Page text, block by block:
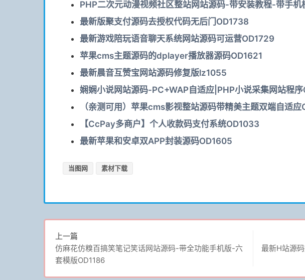
PHP二次元动漫视频社区整站网站源码-带安装教程-带手
最新版聚支付源码去授权代码无后门OD1738
最新游戏陪玩语音聊天系统网站源码可运营OD1729
苹果cms主题源码的dplayer播放器源码OD1621
最新晨音互赞宝网站源码修复版lz1055
娴娴小说网站源码-PC+WAP自适应|PHP小说采集网站程
（亲测可用）苹果cms影视整站源码带精美主题双端自适应
【CcPay多商户】个人收款码支付系统OD1033
最新苹果和安卓双APP封装源码OD1605
当图网 素材下载
上一篇
仿麻花仿糗百搞笑笔记笑话网站源码-带全功能手机版-六
套模版OD1186
最新H站源